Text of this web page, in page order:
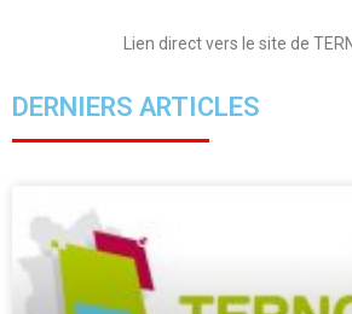
Lien direct vers le site de
DERNIERS ARTICLES